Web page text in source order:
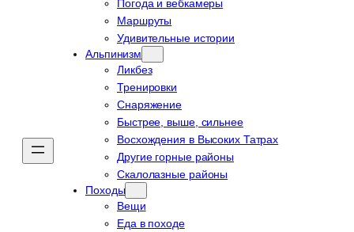
Погода и вебкамеры
Маршруты
Удивительные истории
Альпинизм
Ликбез
Тренировки
Снаряжение
Быстрее, выше, сильнее
Восхождения в Высоких Татрах
Другие горные районы
Скалолазные районы
Походы
Вещи
Еда в походе